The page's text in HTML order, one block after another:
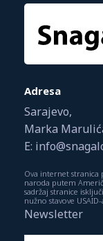
Adresa
Sarajevo,
Marka
E:
Ova internet
naroda putem
sadržaj stranice
nužno stavove
Newsletter